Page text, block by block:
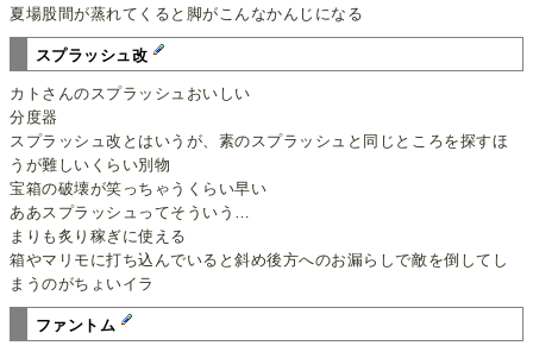
夏場股間が蒸れてくると脚がこんなかんじになる
スプラッシュ改
カトさんのスプラッシュおいしい
分度器
スプラッシュ改とはいうが、素のスプラッシュと同じところを探すほ
うが難しいくらい別物
宝箱の破壊が笑っちゃうくらい早い
ああスプラッシュってそういう…
まりも炙り稼ぎに使える
箱やマリモに打ち込んでいると斜め後方へのお漏らしで敵を倒してし
まうのがちょいイラ
ファントム